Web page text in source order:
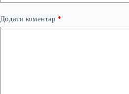
Додати коментар *